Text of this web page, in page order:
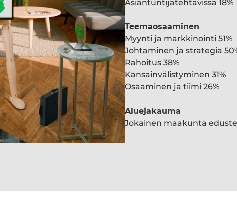
Asiantuntijatehtävissä 18%
Teemaosaaminen
Myynti ja markkinointi 51%
Johtaminen ja strategia
Rahoitus 38%
Kansainvälistyminen 31%
Osaaminen ja tiimi 26%
Aluejakauma
Jokainen maakunta